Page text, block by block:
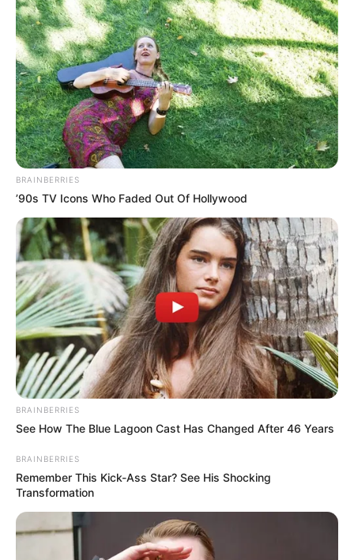
BRAINBERRIES
’90s TV Icons Who Faded Out Of Hollywood
BRAINBERRIES
See How The Blue Lagoon Cast Has Changed After 46 Years
BRAINBERRIES
Remember This Kick-Ass Star? See His Shocking
Transformation